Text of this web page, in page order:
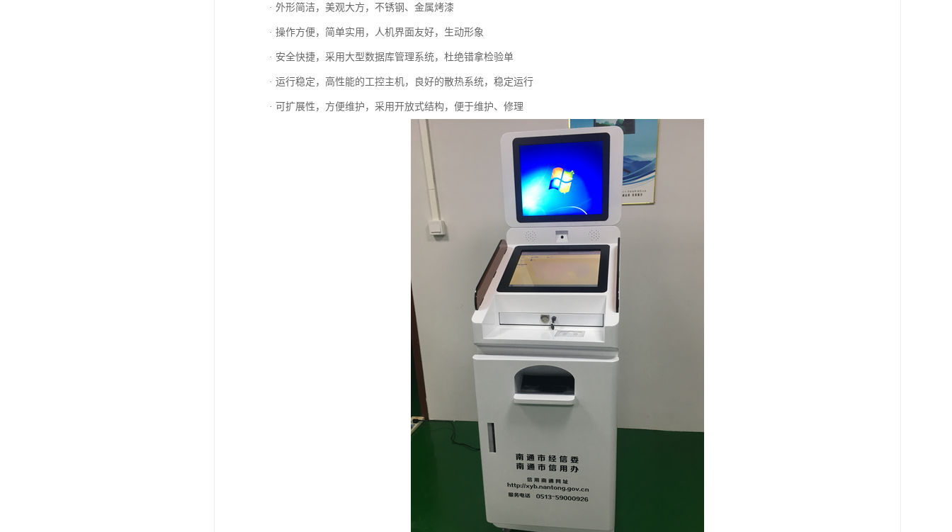
· 外形简洁，美观大方，不锈钢、金属烤漆
· 操作方便，简单实用，人机界面友好，生动形象
· 安全快捷，采用大型数据库管理系统，杜绝错拿检验单
· 运行稳定，高性能的工控主机，良好的散热系统，稳定运行
· 可扩展性，方便维护，采用开放式结构，便于维护、修理